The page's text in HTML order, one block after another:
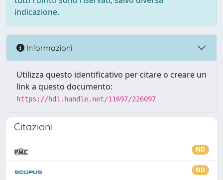
indicazione.
Informazioni
Utilizza questo identificativo per citare o creare un
link a questo documento:
https://hdl.handle.net/11697/226097
Citazioni
ND
ND